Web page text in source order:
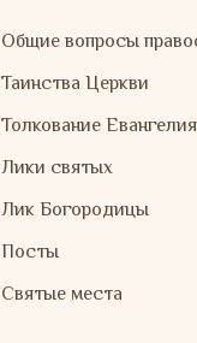
Общие вопросы
Таинства Церкви
Толкование Евангелия
Лики святых
Лик Богородицы
Посты
Святые места